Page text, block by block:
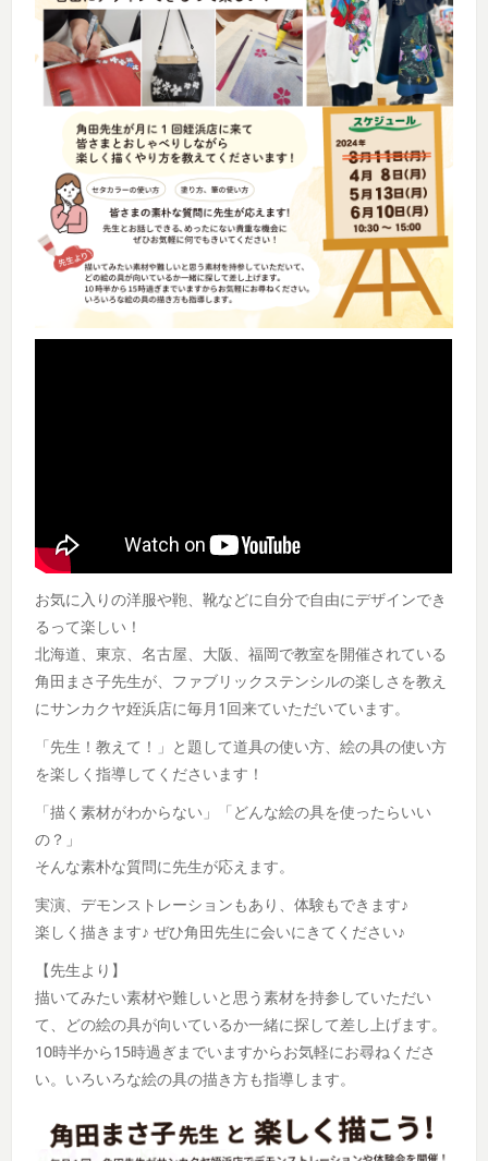
お気に入りの洋服や鞄、靴などに自分で自由にデザインでき
るって楽しい！
北海道、東京、名古屋、大阪、福岡で教室を開催されている
角田まさ子先生が、ファブリックステンシルの楽しさを教え
にサンカクヤ姪浜店に毎月1回来ていただいています。
「先生！教えて！」と題して道具の使い方、絵の具の使い方
を楽しく指導してくださいます！
「描く素材がわからない」「どんな絵の具を使ったらいい
の？」
そんな素朴な質問に先生が応えます。
実演、デモンストレーションもあり、体験もできます♪
楽しく描きます♪ ぜひ角田先生に会いにきてください♪
【先生より】
描いてみたい素材や難しいと思う素材を持参していただい
て、どの絵の具が向いているか一緒に探して差し上げます。
10時半から15時過ぎまでいますからお気軽にお尋ねくださ
い。いろいろな絵の具の描き方も指導します。